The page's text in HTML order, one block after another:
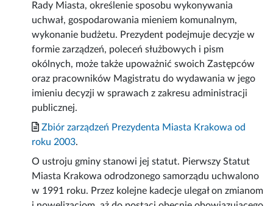
Rady Miasta, określenie sposobu wykonywania
uchwał, gospodarowania mieniem komunalnym,
wykonanie budżetu. Prezydent podejmuje decyzje w
formie zarządzeń, poleceń służbowych i pism
okólnych, może także upoważnić swoich Zastępców
oraz pracowników Magistratu do wydawania w jego
imieniu decyzji w sprawach z zakresu administracji
publicznej.
Zbiór zarządzeń Prezydenta Miasta Krakowa od
roku 2003.
O ustroju gminy stanowi jej statut. Pierwszy Statut
Miasta Krakowa odrodzonego samorządu uchwalono
w 1991 roku. Przez kolejne kadecje ulegał on zmianom